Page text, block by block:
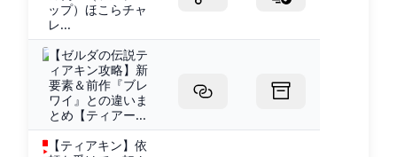
ップ）ほこらチャ
レ...
【ゼルダの伝説テ
ィアキン攻略】新
要素＆前作『ブレ
ワイ』との違いま
とめ【ティアー...
【ティアキン】依